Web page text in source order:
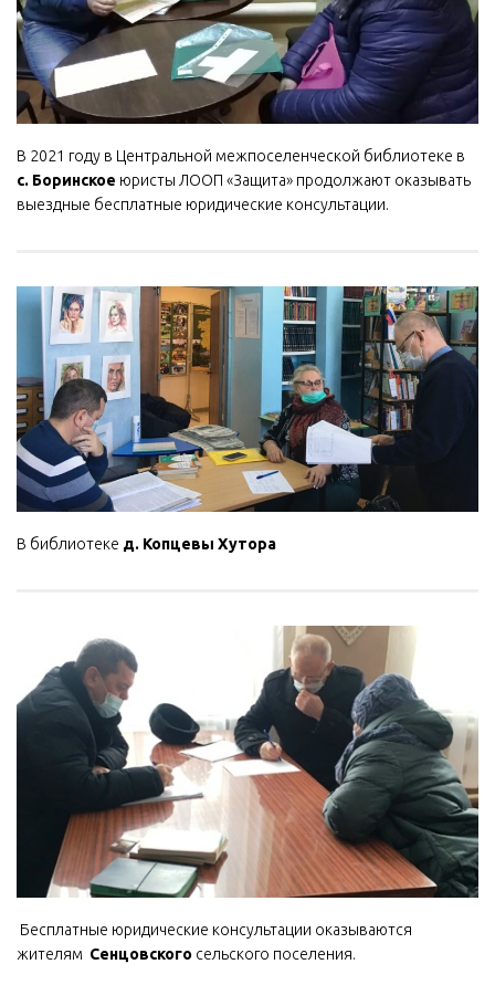
В 2021 году в Центральной межпоселенческой библиотеке в
с. Боринское юристы ЛООП «Защита» продолжают оказывать
выездные бесплатные юридические консультации.
В библиотеке д. Копцевы Хутора
Бесплатные ️️️юридические консультации оказываются
жителям Сенцовского сельского поселения.